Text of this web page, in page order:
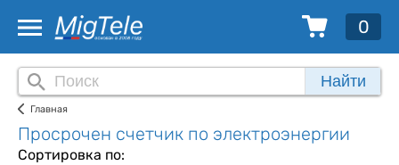
0
Найти
Главная
Просрочен счетчик по электроэнергии
Сортировка по: